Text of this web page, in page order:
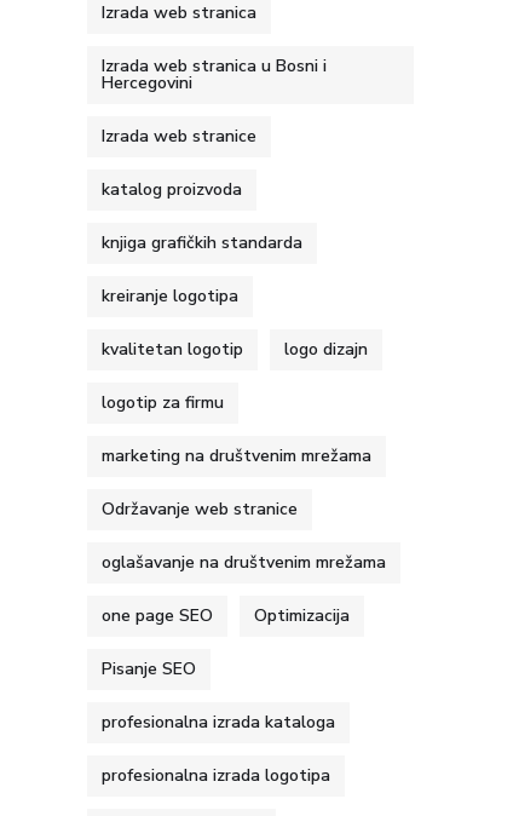
Izrada web stranica
Izrada web stranica u Bosni i
Hercegovini
Izrada web stranice
katalog proizvoda
knjiga grafičkih standarda
kreiranje logotipa
kvalitetan logotip logo dizajn
logotip za firmu
marketing na društvenim mrežama
Održavanje web stranice
oglašavanje na društvenim mrežama
one page SEO Optimizacija
Pisanje SEO
profesionalna izrada kataloga
profesionalna izrada logotipa